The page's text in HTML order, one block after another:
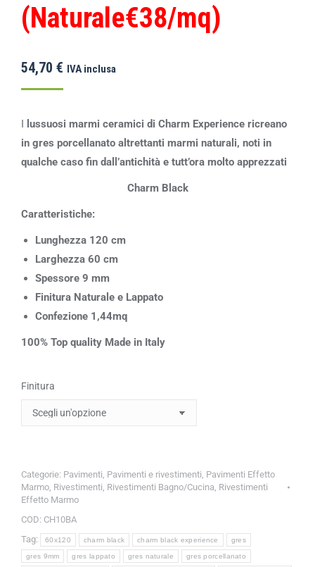
(Naturale€38/mq)
54,70 € IVA inclusa
I lussuosi marmi ceramici di Charm Experience ricreano
in gres porcellanato altrettanti marmi naturali, noti in
qualche caso fin dall’antichità e tutt’ora molto apprezzati
Charm Black
Caratteristiche:
Lunghezza 120 cm
Larghezza 60 cm
Spessore 9 mm
Finitura Naturale e Lappato
Confezione 1,44mq
100% Top quality Made in Italy
Finitura
Categorie: Pavimenti Pavimenti e rivestimenti Pavimenti Effetto
Marmo Rivestimenti Rivestimenti Bagno/Cucina Rivestimenti
Effetto Marmo
COD: CH10BA
Tag:
60x120 charm black charm black experience gres
gres 9mm gres lappato gres naturale gres porcellanato